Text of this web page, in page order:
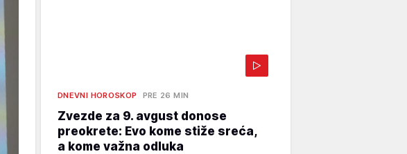
DNEVNI HOROSKOP PRE 26 MIN
Zvezde za 9. avgust donose
preokrete: Evo kome stiže sreća,
a kome važna odluka